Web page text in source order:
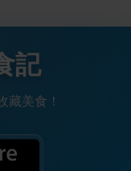
記
藏美食！